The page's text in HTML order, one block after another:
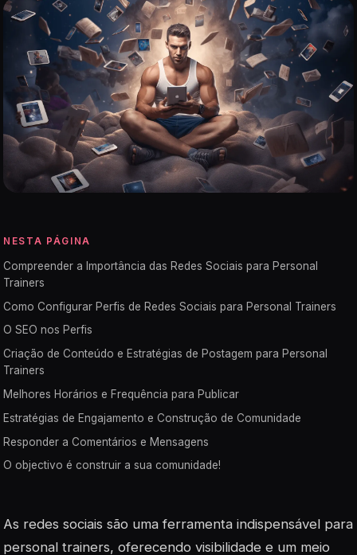
NESTA PÁGINA
Compreender a Importância das Redes Sociais para Personal
Trainers
Como Configurar Perfis de Redes Sociais para Personal Trainers
O SEO nos Perfis
Criação de Conteúdo e Estratégias de Postagem para Personal
Trainers
Melhores Horários e Frequência para Publicar
Estratégias de Engajamento e Construção de Comunidade
Responder a Comentários e Mensagens
O objectivo é construir a sua comunidade!
As redes sociais são uma ferramenta indispensável para
personal trainers, oferecendo visibilidade e um meio